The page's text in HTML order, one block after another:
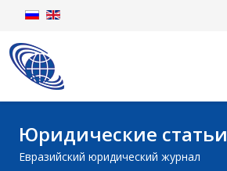
Юридические статьи
Евразийский юридический журнал